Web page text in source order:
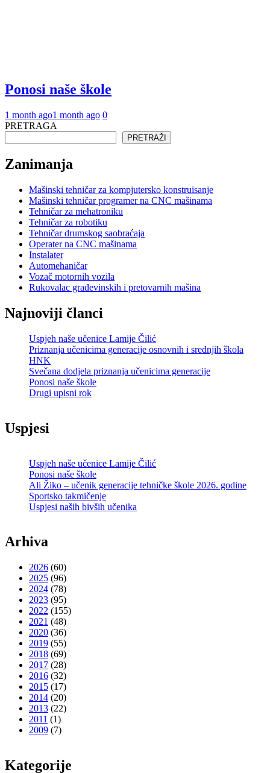
Ponosi naše škole
1 month ago1 month ago 0
PRETRAGA
PRETRAŽI
Zanimanja
Mašinski tehničar za kompjutersko konstruisanje
Mašinski tehničar programer na CNC mašinama
Tehničar za mehatroniku
Tehničar za robotiku
Tehničar drumskog saobraćaja
Operater na CNC mašinama
Instalater
Automehaničar
Vozač motornih vozila
Rukovalac građevinskih i pretovarnih mašina
Najnoviji članci
Uspjeh naše učenice Lamije Čilić
Priznanja učenicima generacije osnovnih i srednjih škola
HNK
Svečana dodjela priznanja učenicima generacije
Ponosi naše škole
Drugi upisni rok
Uspjesi
Uspjeh naše učenice Lamije Čilić
Ponosi naše škole
Ali Žiko – učenik generacije tehničke škole 2026. godine
Sportsko takmičenje
Uspjesi naših bivših učenika
Arhiva
2026 (60)
2025 (96)
2024 (78)
2023 (95)
2022 (155)
2021 (48)
2020 (36)
2019 (55)
2018 (69)
2017 (28)
2016 (32)
2015 (17)
2014 (20)
2013 (22)
2011 (1)
2009 (7)
Kategorije